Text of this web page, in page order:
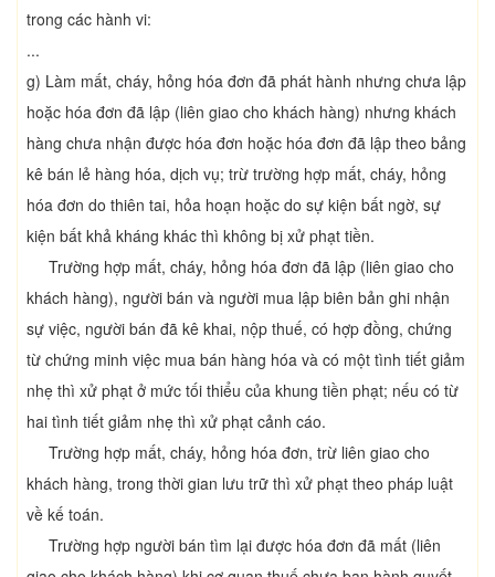
trong các hành vi:
...
g) Làm mất, cháy, hỏng hóa đơn đã phát hành nhưng chưa lập
hoặc hóa đơn đã lập (liên giao cho khách hàng) nhưng khách
hàng chưa nhận được hóa đơn hoặc hóa đơn đã lập theo bảng
kê bán lẻ hàng hóa, dịch vụ; trừ trường hợp mất, cháy, hỏng
hóa đơn do thiên tai, hỏa hoạn hoặc do sự kiện bất ngờ, sự
kiện bất khả kháng khác thì không bị xử phạt tiền.
Trường hợp mất, cháy, hỏng hóa đơn đã lập (liên giao cho
khách hàng), người bán và người mua lập biên bản ghi nhận
sự việc, người bán đã kê khai, nộp thuế, có hợp đồng, chứng
từ chứng minh việc mua bán hàng hóa và có một tình tiết giảm
nhẹ thì xử phạt ở mức tối thiểu của khung tiền phạt; nếu có từ
hai tình tiết giảm nhẹ thì xử phạt cảnh cáo.
Trường hợp mất, cháy, hỏng hóa đơn, trừ liên giao cho
khách hàng, trong thời gian lưu trữ thì xử phạt theo pháp luật
về kế toán.
Trường hợp người bán tìm lại được hóa đơn đã mất (liên